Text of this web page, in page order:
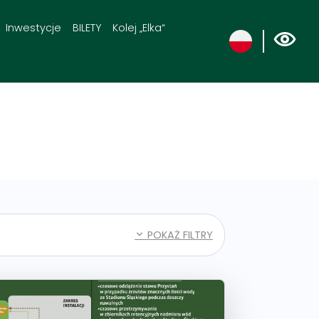
Inwestycje BILETY Kolej „Elka“
POKAŻ FILTRY